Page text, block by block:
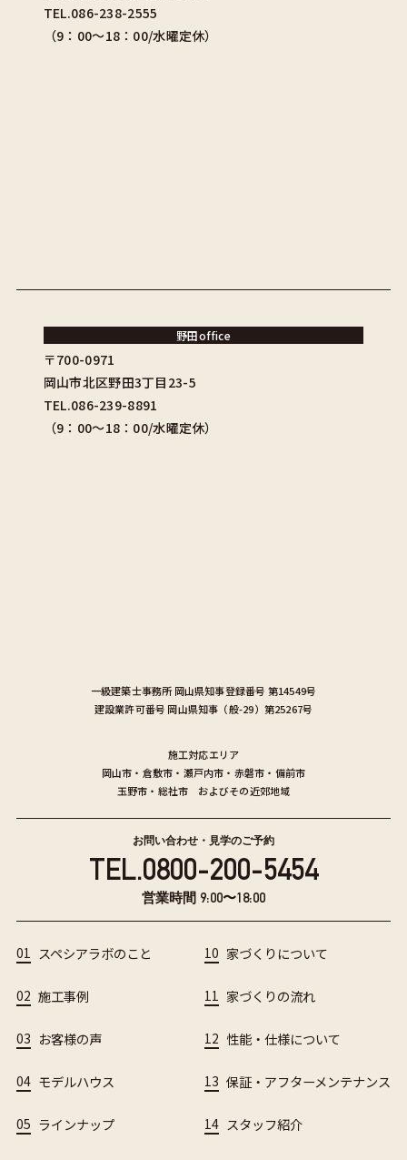
一級建築士事務所 岡山県知事登録番号 第14549号
建設業許可番号 岡山県知事（般-29）第25267号
施工対応エリア
岡山市 ・ 倉敷市 ・ 瀬戸内市 ・ 赤磐市 ・ 備前市
玉野市 ・ 総社市 およびその近郊地域
TEL.086-238-2555
（9：00〜18：00/水曜定休）
野田office
〒700-0971
岡山市北区野田3丁目23-5
TEL.086-239-8891
（9：00〜18：00/水曜定休）
お問い合わせ・見学のご予約
TEL.0800-200-5454
営業時間 9:00〜18:00
01 スペシアラボのこと
02 施工事例
03 お客様の声
04 モデルハウス
05 ラインナップ
10 家づくりについて
11 家づくりの流れ
12 性能・仕様について
13 保証・アフターメンテナンス
14 スタッフ紹介